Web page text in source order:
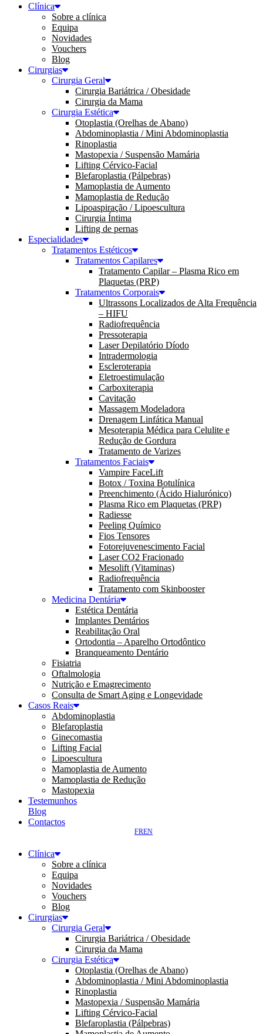
Clínica
Sobre a clínica
Equipa
Novidades
Vouchers
Blog
Cirurgias
Cirurgia Geral
Cirurgia Bariátrica / Obesidade
Cirurgia da Mama
Cirurgia Estética
Otoplastia (Orelhas de Abano)
Abdominoplastia / Mini Abdominoplastia
Rinoplastia
Mastopexia / Suspensão Mamária
Lifting Cérvico-Facial
Blefaroplastia (Pálpebras)
Mamoplastia de Aumento
Mamoplastia de Redução
Lipoaspiração / Lipoescultura
Cirurgia Íntima
Lifting de pernas
Especialidades
Tratamentos Estéticos
Tratamentos Capilares
Tratamento Capilar – Plasma Rico em
Plaquetas (PRP)
Tratamentos Corporais
Ultrassons Localizados de Alta Frequência
– HIFU
Radiofrequência
Pressoterapia
Laser Depilatório Díodo
Intradermologia
Escleroterapia
Eletroestimulação
Carboxiterapia
Cavitação
Massagem Modeladora
Drenagem Linfática Manual
Mesoterapia Médica para Celulite e
Redução de Gordura
Tratamento de Varizes
Tratamentos Faciais
Vampire FaceLift
Botox / Toxina Botulínica
Preenchimento (Ácido Hialurónico)
Plasma Rico em Plaquetas (PRP)
Radiesse
Peeling Químico
Fios Tensores
Fotorejuvenescimento Facial
Laser CO2 Fracionado
Mesolift (Vitaminas)
Radiofrequência
Tratamento com Skinbooster
Medicina Dentária
Estética Dentária
Implantes Dentários
Reabilitação Oral
Ortodontia – Aparelho Ortodôntico
Branqueamento Dentário
Fisiatria
Oftalmologia
Nutrição e Emagrecimento
Consulta de Smart Aging e Longevidade
Casos Reais
Abdominoplastia
Blefaroplastia
Ginecomastia
Lifting Facial
Lipoescultura
Mamoplastia de Aumento
Mamoplastia de Redução
Mastopexia
Testemunhos
Blog
Contactos
EN
FR
Clínica
Sobre a clínica
Equipa
Novidades
Vouchers
Blog
Cirurgias
Cirurgia Geral
Cirurgia Bariátrica / Obesidade
Cirurgia da Mama
Cirurgia Estética
Otoplastia (Orelhas de Abano)
Abdominoplastia / Mini Abdominoplastia
Rinoplastia
Mastopexia / Suspensão Mamária
Lifting Cérvico-Facial
Blefaroplastia (Pálpebras)